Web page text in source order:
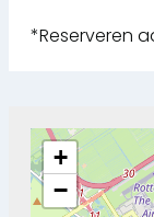
*Reserveren
+
−